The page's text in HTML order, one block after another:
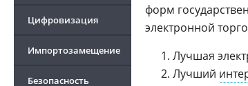
Цифровизация
Импортозамещение
Безопасность
форм
электронной
Лучшая
Лучший